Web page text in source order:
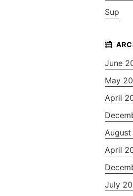
Sup
June
May
April
April
July